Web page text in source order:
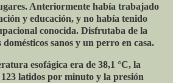
Anteriormente había trabajado
y educación, y no había tenido
conocida. Disfrutaba de la
sanos y un perro en casa.
esofágica era de 38,1 °C, la
latidos por minuto y la presión